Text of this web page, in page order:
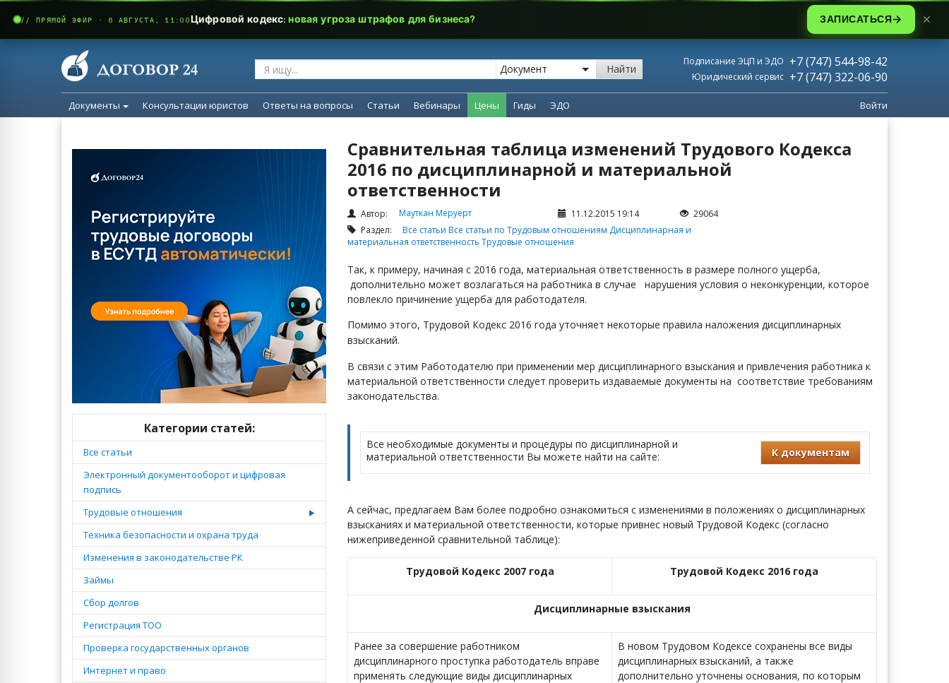
Найти
Подписание ЭЦП и ЭДО +7 (747) 544-98-42
Юридический сервис +7 (747) 322-06-90
Документы Консультации юристов Ответы на вопросы Статьи Вебинары Цены Гиды ЭДО Войти
Категории статей:
Все статьи
Электронный документооборот и цифровая
подпись
Трудовые отношения
Техника безопасности и охрана труда
Изменения в законодательстве РК
Займы
Сбор долгов
Регистрация ТОО
Проверка государственных органов
Интернет и право
Сравнительная таблица изменений Трудового Кодекса
2016 по дисциплинарной и материальной
ответственности
Автор: Мауткан Меруерт 11.12.2015 19:14
29064
Раздел: Все статьи Все статьи по Трудовым отношениям Дисциплинарная и
материальная ответственность Трудовые отношения
Так, к примеру, начиная с 2016 года, материальная ответственность в размере полного ущерба,
дополнительно может возлагаться на работника в случае нарушения условия о неконкуренции, которое
повлекло причинение ущерба для работодателя.
Помимо этого, Трудовой Кодекс 2016 года уточняет некоторые правила наложения дисциплинарных
взысканий.
В связи с этим Работодателю при применении мер дисциплинарного взыскания и привлечения работника к
материальной ответственности следует проверить издаваемые документы на соответствие требованиям
законодательства.
Все необходимые документы и процедуры по дисциплинарной и
материальной ответственности Вы можете найти на сайте:
К документам
А сейчас, предлагаем Вам более подробно ознакомиться с изменениями в положениях о дисциплинарных
взысканиях и материальной ответственности, которые привнес новый Трудовой Кодекс (согласно
нижеприведенной сравнительной таблице):
Трудовой Кодекс 2007 года Трудовой Кодекс 2016 года
Дисциплинарные взыскания
Ранее за совершение работником
дисциплинарного проступка работодатель вправе
применять следующие виды дисциплинарных
В новом Трудовом Кодексе сохранены все виды
дисциплинарных взысканий, а также
дополнительно уточнены основания, по которым
// ПРЯМОЙ ЭФИР · 6 АВГУСТА, 11:00Цифровой кодекс:новая угроза штрафов для бизнеса? ЗАПИСАТЬСЯ